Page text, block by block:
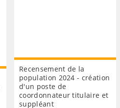
Recensement de la
population 2024 - création
d'un poste de
coordonnateur titulaire et
suppléant